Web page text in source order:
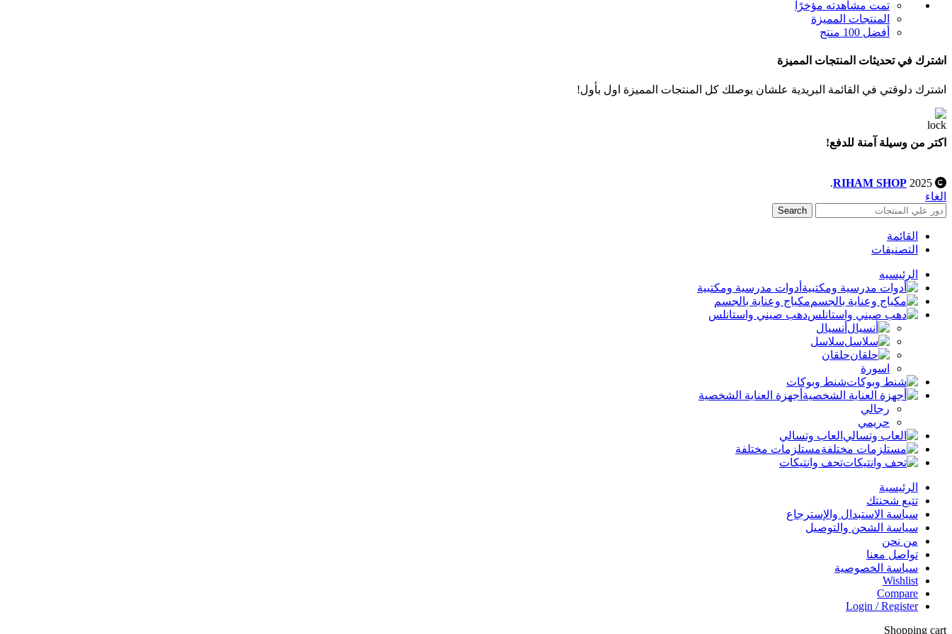
تمت مشاهدته مؤخرًا
المنتجات المميزة
أفضل 100 منتج
اشترك في تحديثات المنتجات المميزة
اشترك دلوقتي في القائمة البريدية علشان يوصلك كل المنتجات المميزة اول بأول!
اكتر من وسيلة آمنة للدفع!
RIHAM SHOP
.
الغاء
Search
القائمة
التصنيفات
الرئيسيه
أدوات مدرسية ومكتبية
مكياج وعناية بالجسم
دهب صيني واستانلس
أنسيال
سلاسل
حلقان
اسورة
شنط وبوكات
أجهزة العناية الشخصية
رجالي
حريمي
العاب وتسالي
مستلزمات مختلفة
تحف وانتيكات
الرئيسية
تتبع شحنتك
سياسة الاستبدال والإسترجاع
سياسة الشحن والتوصيل
من نحن
تواصل معنا
سياسة الخصوصية
Wishlist
Compare
Login / Register
Shopping cart